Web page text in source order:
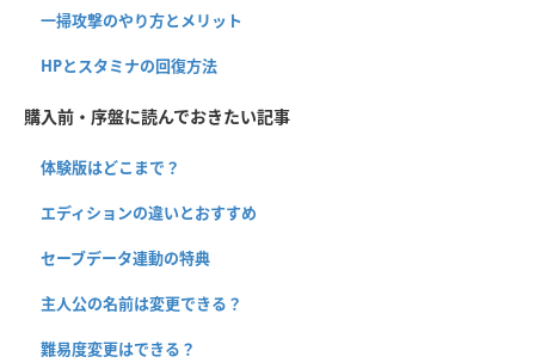
一掃攻撃のやり方とメリット
HPとスタミナの回復方法
購入前・序盤に読んでおきたい記事
体験版はどこまで？
エディションの違いとおすすめ
セーブデータ連動の特典
主人公の名前は変更できる？
難易度変更はできる？